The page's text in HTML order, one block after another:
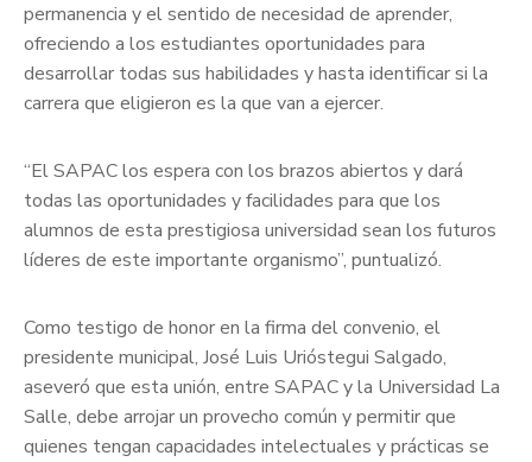
permanencia y el sentido de necesidad de aprender,
ofreciendo a los estudiantes oportunidades para
desarrollar todas sus habilidades y hasta identificar si la
carrera que eligieron es la que van a ejercer.
“El SAPAC los espera con los brazos abiertos y dará
todas las oportunidades y facilidades para que los
alumnos de esta prestigiosa universidad sean los futuros
líderes de este importante organismo”, puntualizó.
Como testigo de honor en la firma del convenio, el
presidente municipal, José Luis Urióstegui Salgado,
aseveró que esta unión, entre SAPAC y la Universidad La
Salle, debe arrojar un provecho común y permitir que
quienes tengan capacidades intelectuales y prácticas se